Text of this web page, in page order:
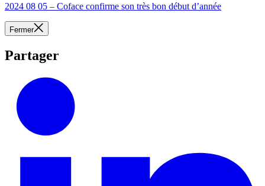
2024 08 05 – Coface confirme son très bon début d’année
Fermer
Partager